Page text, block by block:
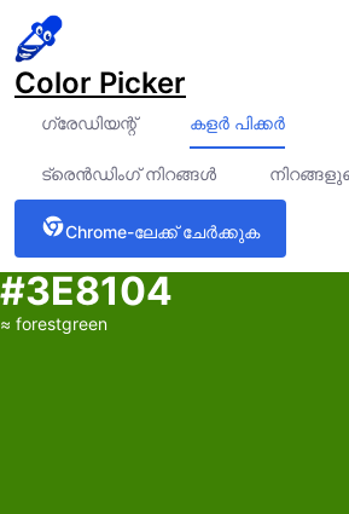
Color Picker
ഗ്രേഡിയന്റ് കളർ പിക്കർ
ട്രെൻഡിംഗ് നിറങ്ങൾ
Chrome-ലേക്ക് ചേർക്കുക
#3E8104
≈ forestgreen